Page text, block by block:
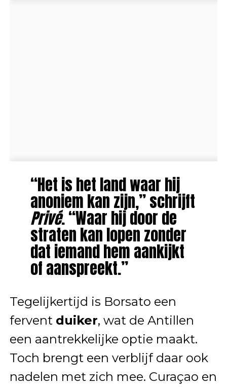
“Het is het land waar hij
anoniem kan zijn,” schrijft
Privé. “Waar hij door de
straten kan lopen zonder
dat iemand hem aankijkt
of aanspreekt.”
Tegelijkertijd is Borsato een
fervent duiker, wat de Antillen
een aantrekkelijke optie maakt.
Toch brengt een verblijf daar ook
nadelen met zich mee. Curaçao en